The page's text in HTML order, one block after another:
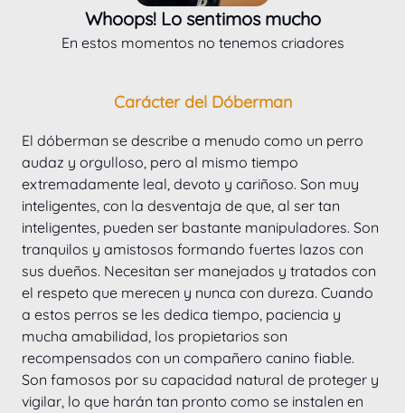
Whoops! Lo sentimos mucho
En estos momentos no tenemos criadores
Carácter del Dóberman
El dóberman se describe a menudo como un perro
audaz y orgulloso, pero al mismo tiempo
extremadamente leal, devoto y cariñoso. Son muy
inteligentes, con la desventaja de que, al ser tan
inteligentes, pueden ser bastante manipuladores. Son
tranquilos y amistosos formando fuertes lazos con
sus dueños. Necesitan ser manejados y tratados con
el respeto que merecen y nunca con dureza. Cuando
a estos perros se les dedica tiempo, paciencia y
mucha amabilidad, los propietarios son
recompensados con un compañero canino fiable.
Son famosos por su capacidad natural de proteger y
vigilar, lo que harán tan pronto como se instalen en